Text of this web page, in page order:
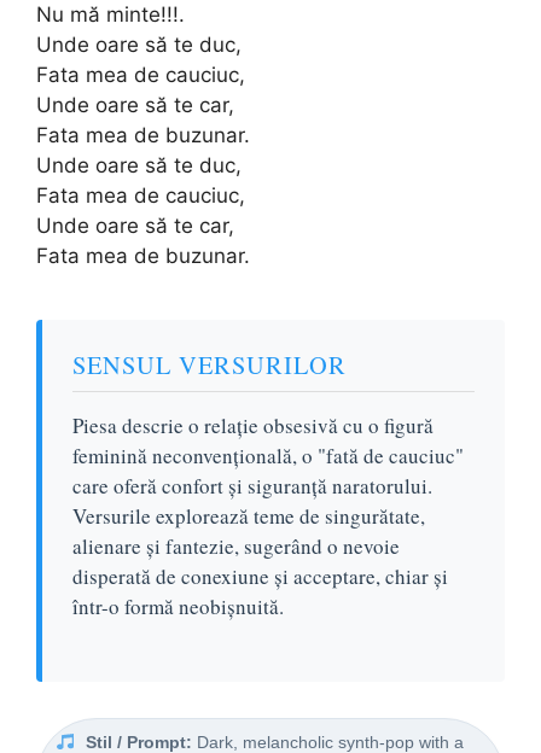
Nu mă minte!!!.
Unde oare să te duc,
Fata mea de cauciuc,
Unde oare să te car,
Fata mea de buzunar.
Unde oare să te duc,
Fata mea de cauciuc,
Unde oare să te car,
Fata mea de buzunar.
SENSUL VERSURILOR
Piesa descrie o relație obsesivă cu o figură
feminină neconvențională, o "fată de cauciuc"
care oferă confort și siguranță naratorului.
Versurile explorează teme de singurătate,
alienare și fantezie, sugerând o nevoie
disperată de conexiune și acceptare, chiar și
într-o formă neobișnuită.
Stil / Prompt: Dark, melancholic synth-pop with a